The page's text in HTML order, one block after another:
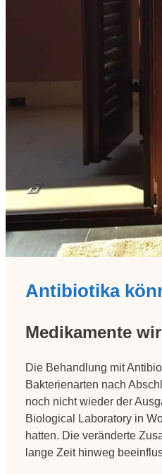
Antibiotika
Medikamente
Die Behandlung mit
Bakterienarten nach
noch nicht wieder der
Biological Laboratory in
hatten. Die veränderte
lange Zeit hinweg